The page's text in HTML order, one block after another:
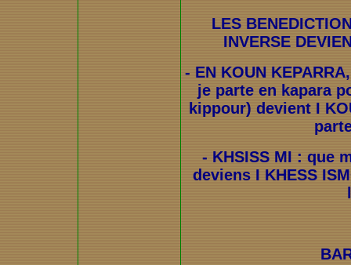
LES
INVERSE
- EN KOUN
je parte en kapara
kippour) devient I
- KHSISS MI : que
deviens I KHESS